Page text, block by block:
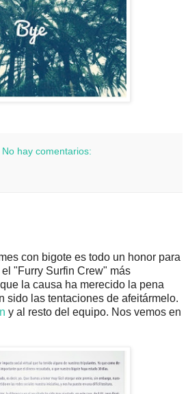
No hay comentarios:
con bigote es todo un honor para
"Furry Surfin Crew" más
la causa ha merecido la pena
sido las tentaciones de afeitármelo.
y al resto del equipo. Nos vemos en